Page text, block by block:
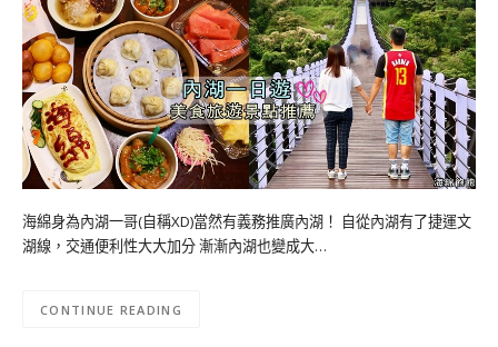
海綿身為內湖一哥(自稱XD)當然有義務推廣內湖！ 自從內湖有了捷運文
湖線，交通便利性大大加分 漸漸內湖也變成大…
CONTINUE READING